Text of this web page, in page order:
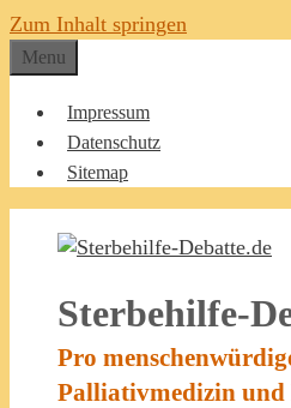
Zum Inhalt springen
Menu
Impressum
Datenschutz
Sitemap
Sterbehilfe-
Pro
Palliativmedizin und